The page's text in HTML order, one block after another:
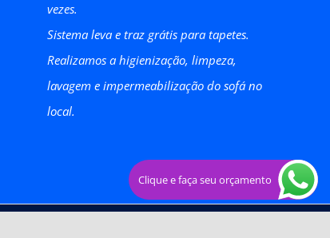
vezes.
Sistema leva e traz grátis para tapetes.
Realizamos a higienização, limpeza,
lavagem e impermeabilização do sofá no
local.
Clique e faça seu orçamento